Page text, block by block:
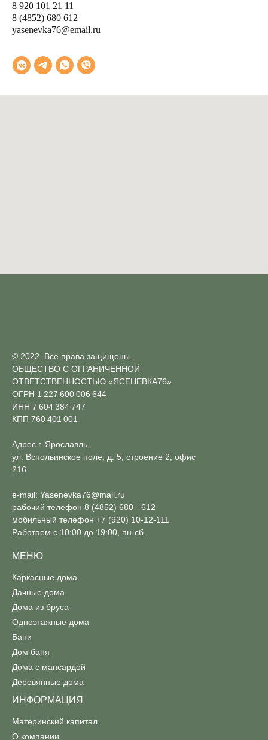
8 920 101 21 11
8 (4852) 680 612
yasenevka76@email.ru
© 2022. Все права защищены.
ОБЩЕСТВО С ОГРАНИЧЕННОЙ
ОТВЕТСТВЕННОСТЬЮ «ЯСЕНЕВКА76»
ОГРН 1 227 600 006 644
ИНН 7 604 384 747
КПП 760 401 001
Адрес г. Ярославль,
ул. Вспольинское поле, д. 5, строение 2, офис
216
e-mail: Yasenevka76@mail.ru
рабочий телефон 8 (4852) 680 - 612
мобильный телефон +7 (920) 10-12-111
Работаем с 10:00 до 19:00, пн-сб.
МЕНЮ
Материнский капитал
О компании
Каркасные дома
Дачные дома
Дома из бруса
Одноэтажные дома
Бани
Дом баня
Дома с мансардой
Деревянные дома
ИНФОРМАЦИЯ